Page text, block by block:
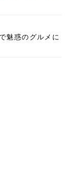
魅惑のグルメに